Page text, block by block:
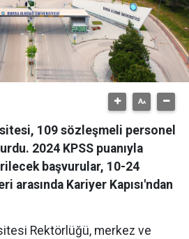
109 sözleşmeli personel
2024 KPSS puanıyla
başvurular, 10-24
arasında Kariyer Kapısı'ndan
Rektörlüğü, merkez ve